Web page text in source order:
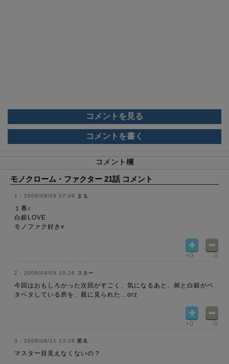
コメントを見る
コメントを書く
コメント欄
モノクローム・ファクター 21話 コメント
2008/09/09 07:49 まる
１番♪
白銀LOVE
モノファク好きv
+0 -0
2008/09/09 10:26 スター
今回はおもしろかった次回がすごく、気になるあと、昶と白銀がベ
タベタしている所を、親に見られた…orz
+0 -0
2008/09/11 13:28 匿名
マスター目見えなくないの？